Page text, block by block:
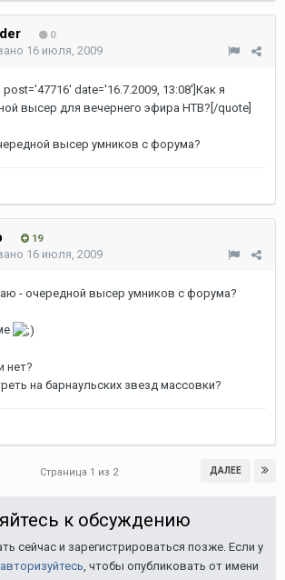
0
16 июля, 2009
post='47716' date='16.7.2009, 13:08']Как я
высер для вечернего эфира НТВ?[/quote]
высер умников с форума?
19
16 июля, 2009
- очередной высер умников с форума?
нет?
на барнаульских звезд массовки?
ДАЛЕЕ
Страница 1 из 2
к обсуждению
сейчас и зарегистрироваться позже. Если у
авторизуйтесь, чтобы опубликовать от имени